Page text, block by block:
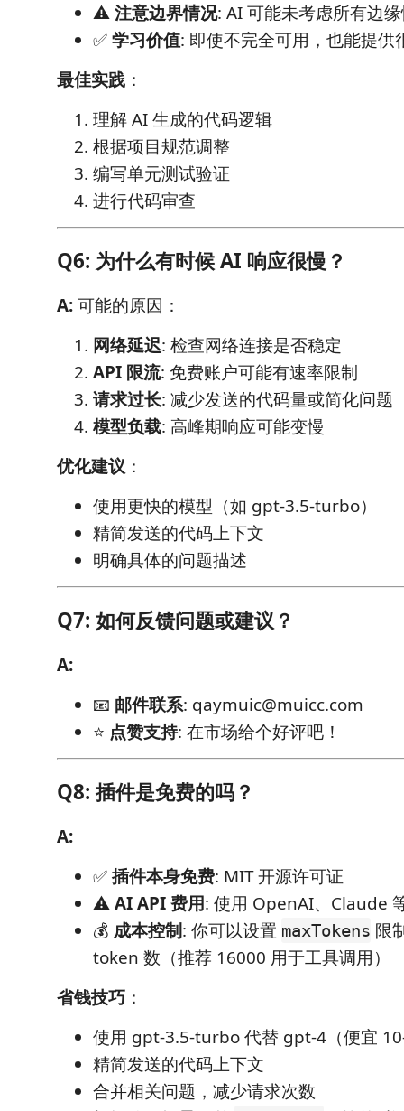
⚠️注意边界情况: AI 可能未考虑所有边
✅学习价值: 即使不完全可用，也能提供
最佳实践 ：
理解 AI 生成的代码逻辑
根据项目规范调整
编写单元测试验证
进行代码审查
Q6: 为什么有时候 AI 响应很慢？
A:可能的原因：
网络延迟: 检查网络连接是否稳定
API 限流: 免费账户可能有速率限制
请求过长: 减少发送的代码量或简化问题
模型负载: 高峰期响应可能变慢
优化建议：
使用更快的模型（如 gpt-3.5-turbo）
精简发送的代码上下文
明确具体的问题描述
Q7: 如何反馈问题或建议？
A:
📧 邮件联系: qaymuic@muicc.com
⭐ 点赞支持: 在市场给个好评吧！
Q8: 插件是免费的吗？
A:
✅插件本身免费: MIT 开源许可证
⚠️AI API 费用: 使用 OpenAI、Claude
💰 成本控制: 你可以设置 maxTokens 限
token 数（推荐 16000 用于工具调用）
省钱技巧 ：
使用 gpt-3.5-turbo 代替 gpt-4（便宜
精简发送的代码上下文
合并相关问题，减少请求次数